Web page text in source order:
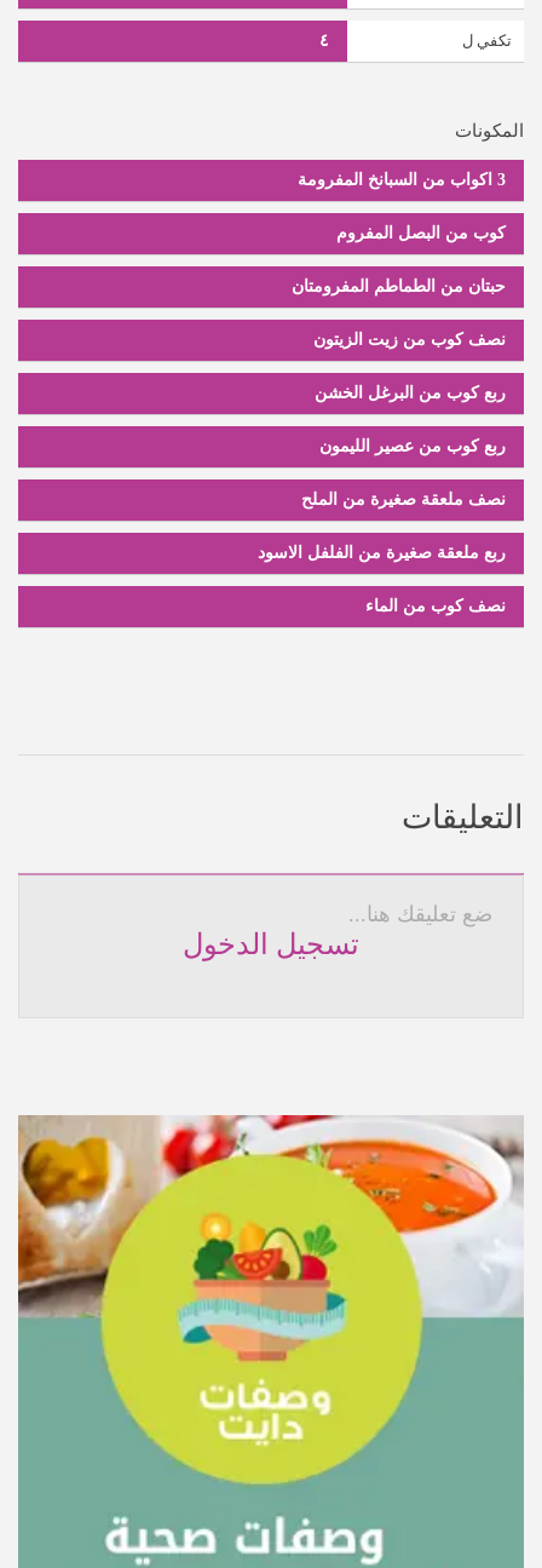
تكفي ل ٤
المكونات
3 اكواب من السبانخ المفرومة
كوب من البصل المفروم
حبتان من الطماطم المفرومتان
نصف كوب من زيت الزيتون
ربع كوب من البرغل الخشن
ربع كوب من عصير الليمون
نصف ملعقة صغيرة من الملح
ربع ملعقة صغيرة من الفلفل الاسود
نصف كوب من الماء
التعليقات
تسجيل الدخول
ضع تعليقك هنا...